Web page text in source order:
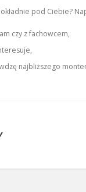
pod Ciebie?
czy z fachowcem,
najbliższego